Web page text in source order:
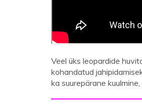
Veel üks leopardide
kohandatud
ka suurepärane